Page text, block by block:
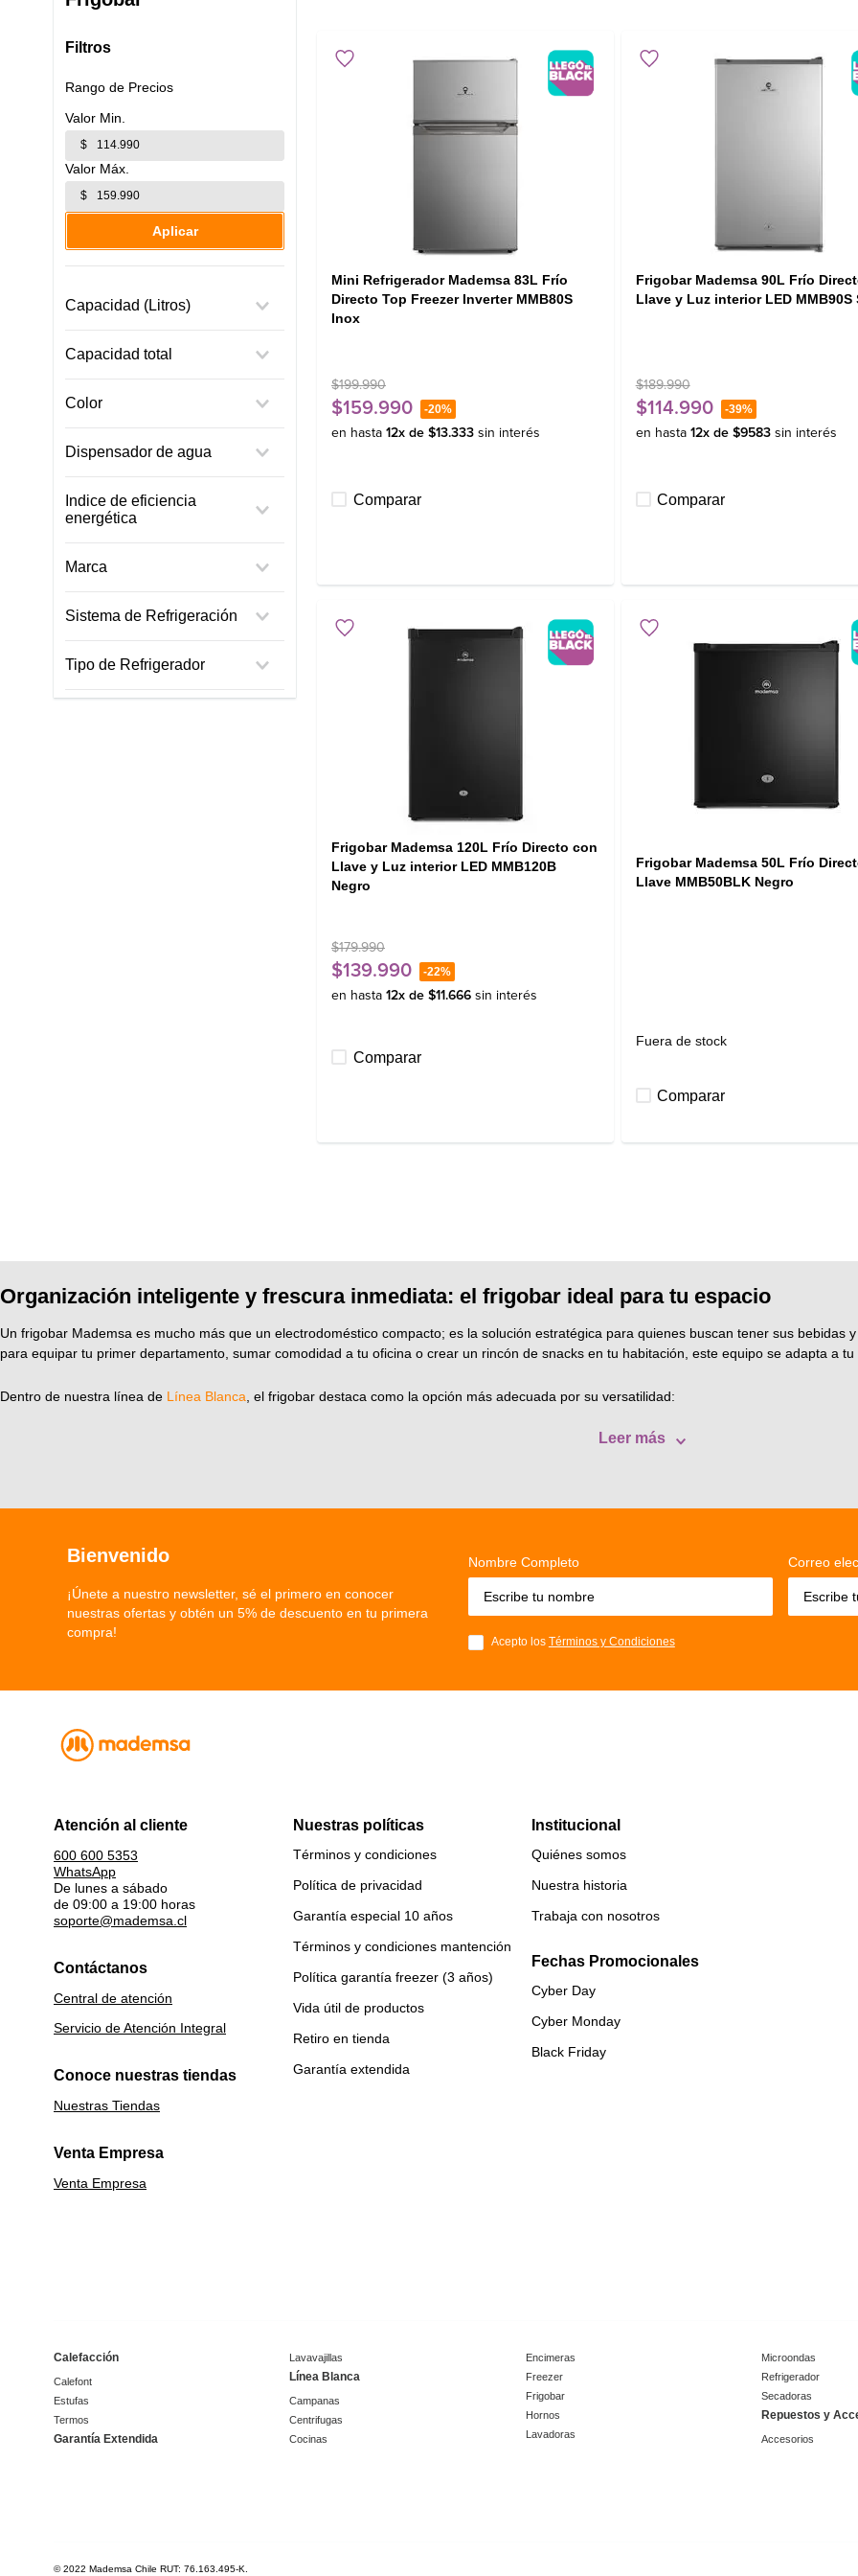
Filtros
Capacidad (Litros)
Mas de 50 L
Capacidad total
Color
Silver
Inox Black
Dispensador de agua
Indice de eficiencia
energética
E
Marca
Electrolux
Sistema de Refrigeración
Tipo de Refrigerador
Top Mount
Rango de Precios
$
$
Aplicar
Mini Refrigerador Mademsa 83L Frío
Directo Top Freezer Inverter MMB80S
Inox
$199.990
$159.990 -20%
en hasta 12x de $13.333 sin interés
Comparar
Frigobar Mademsa 90L Frío Directo con
Llave y Luz interior LED MMB90S
$189.990
$114.990 -39%
en hasta 12x de $9583 sin interés
Comparar
Frigobar Mademsa 120L Frío Directo con
Llave y Luz interior LED MMB120B
Negro
$179.990
$139.990 -22%
en hasta 12x de $11 .666 sin interés
Comparar
Frigobar Mademsa 50L Frío
Llave MMB50BLK Negro
Fuera de stock
Comparar
Organización inteligente y frescura inmediata: el frigobar ideal para tu espacio
Un frigobar Mademsa es mucho más que un electrodoméstico compacto; es la solución estratégica para quienes buscan tener sus bebidas
para equipar tu primer departamento, sumar comodidad a tu oficina o crear un rincón de snacks en tu habitación, este equipo se adapta a
Dentro de nuestra línea de Línea Blanca , el frigobar destaca como la opción más adecuada por su versatilidad:
Leer más
Bienvenido
¡Únete a nuestro newsletter, sé el primero en conocer
nuestras ofertas y obtén un 5% de descuento en tu primera
compra!
Nombre Completo Correo
Acepto los Términos y Condiciones
Atención al cliente
600 600 5353
WhatsApp
De lunes a sábado
de 09:00 a 19:00 horas
soporte@mademsa.cl
Contáctanos
Central de atención
Servicio de Atención Integral
Conoce nuestras tiendas
Nuestras Tiendas
Venta Empresa
Venta Empresa
Nuestras políticas
Términos y condiciones
Política de privacidad
Garantía especial 10 años
Términos y condiciones mantención
Política garantía freezer (3 años)
Vida útil de productos
Retiro en tienda
Garantía extendida
Institucional
Quiénes somos
Nuestra historia
Trabaja con nosotros
Fechas Promocionales
Cyber Day
Cyber Monday
Black Friday
Calefacción
Calefont
Estufas
Termos
Garantía Extendida
Lavavajillas
Línea Blanca
Campanas
Centrifugas
Cocinas
Encimeras
Freezer
Frigobar
Hornos
Lavadoras
Microondas
Refrigerador
Secadoras
Repuestos y
Accesorios
© 2022 Mademsa Chile RUT: 76.163.495-K.